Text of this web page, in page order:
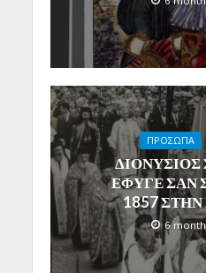
ΠΡΟΣΩΠΑ
ΕΦΥΓΕ ΣΑΝ
1857
6